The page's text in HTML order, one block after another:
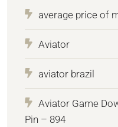
average price of
Aviator
aviator brazil
Aviator Game
Pin – 894